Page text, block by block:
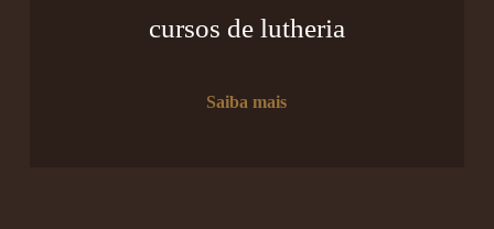
cursos de lutheria
Saiba mais